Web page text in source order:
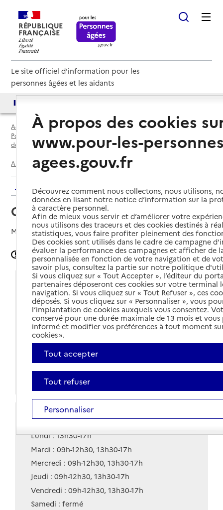
RÉPUBLIQUE
FRANÇAISE
Le site officiel d'information pour les
personnes âgées et les aidants
Accueil
Espace annuaire
Points d'information locaux dédiés aux personnes âgées par
département
Ain (01) Pont-de-Vaux CLIC de Pont-de-Vaux
CLIC de Pont-de-Vaux
Mis à jour le02/05/2024
Signaler une erreur
Coordonnées
Adresse
25 rue de l'Hôpital - Centre départemental de
l'autonomie
01190-Pont-de-Vaux
Voir itinéraire
03 85 30 31 73
Site internet
Horaires
Lundi : 13h30-17h
Mardi : 09h-12h30, 13h30-17h
Mercredi : 09h-12h30, 13h30-17h
Jeudi : 09h-12h30, 13h30-17h
Vendredi : 09h-12h30, 13h30-17h
Samedi : fermé
À propos des cookies
www.pour-les-
agees.gouv.fr
Découvrez comment nous collectons, nous utilisons,
données en lisant notre notice d’information sur la
à caractère personnel.
Afin de mieux vous servir et d’améliorer votre
nous utilisons des traceurs et des cookies destinés à
statistiques, vous faire profiter pleinement des
Des cookies sont utilisés dans le cadre de campagne
évaluer la performance des campagnes et afficher de
personnalisée en fonction de votre navigation et de
savoir plus, consultez la partie sur notre politique
Si vous cliquez sur « Tout Accepter », l’éditeur du
partenaires déposeront ces cookies sur votre terminal
navigation. Si vous cliquez sur « Tout Refuser », ces
déposés. Si vous cliquez sur « Personnaliser », vous
l’implantation de cookies auxquels vous consentez.
conservé pour une durée maximale de 13 mois et
informé et modifier vos préférences à tout moment
cookies ».
Tout accepter
Tout refuser
Personnaliser